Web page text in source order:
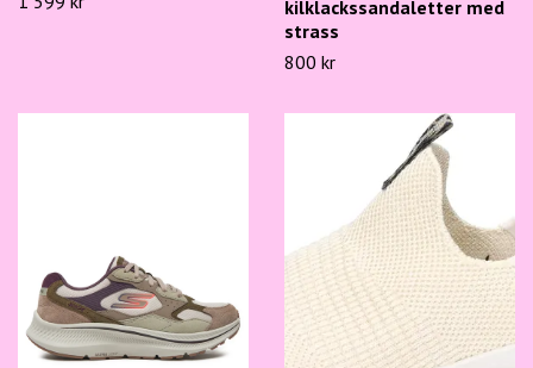
kilklackssandaletter med
strass
800 kr